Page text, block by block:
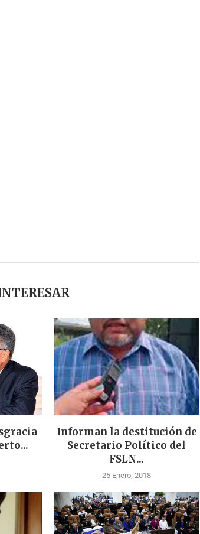
Informan la destitución de
Secretario Político del
FSLN...
25 Enero, 2018